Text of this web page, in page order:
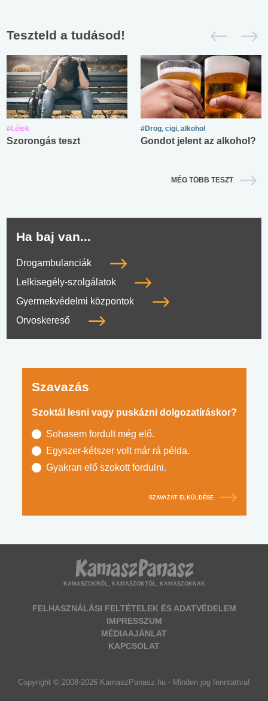
Teszteld a tudásod!
#Lélek
Szorongás teszt
#Drog, cigi, alkohol
Gondot jelent az alkohol?
MÉG TÖBB TESZT
Ha baj van...
Drogambulanciák
Lelkisegély-szolgálatok
Gyermekvédelmi központok
Orvoskereső
Szavazás
Szoktál lesni vagy puskázni dolgozatíráskor?
Sohasem fordult még elő.
Egyszer-kétszer volt már rá példa.
Gyakran elő szokott fordulni.
SZAVAZAT ELKÜLDÉSE
KAMASZOKRÓL, KAMASZOKTÓL, KAMASZOKNAK
FELHASZNÁLÁSI FELTÉTELEK ÉS ADATVÉDELEM
IMPRESSZUM
MÉDIAAJÁNLAT
KAPCSOLAT
Copyright © 2008-2026 KamaszPanasz.hu - Minden jog fenntartva!